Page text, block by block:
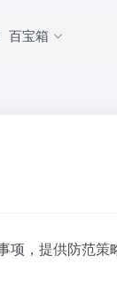
百宝箱
，提供防范